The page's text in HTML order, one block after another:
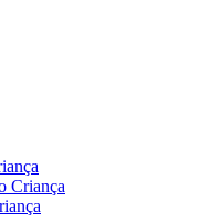
Criança